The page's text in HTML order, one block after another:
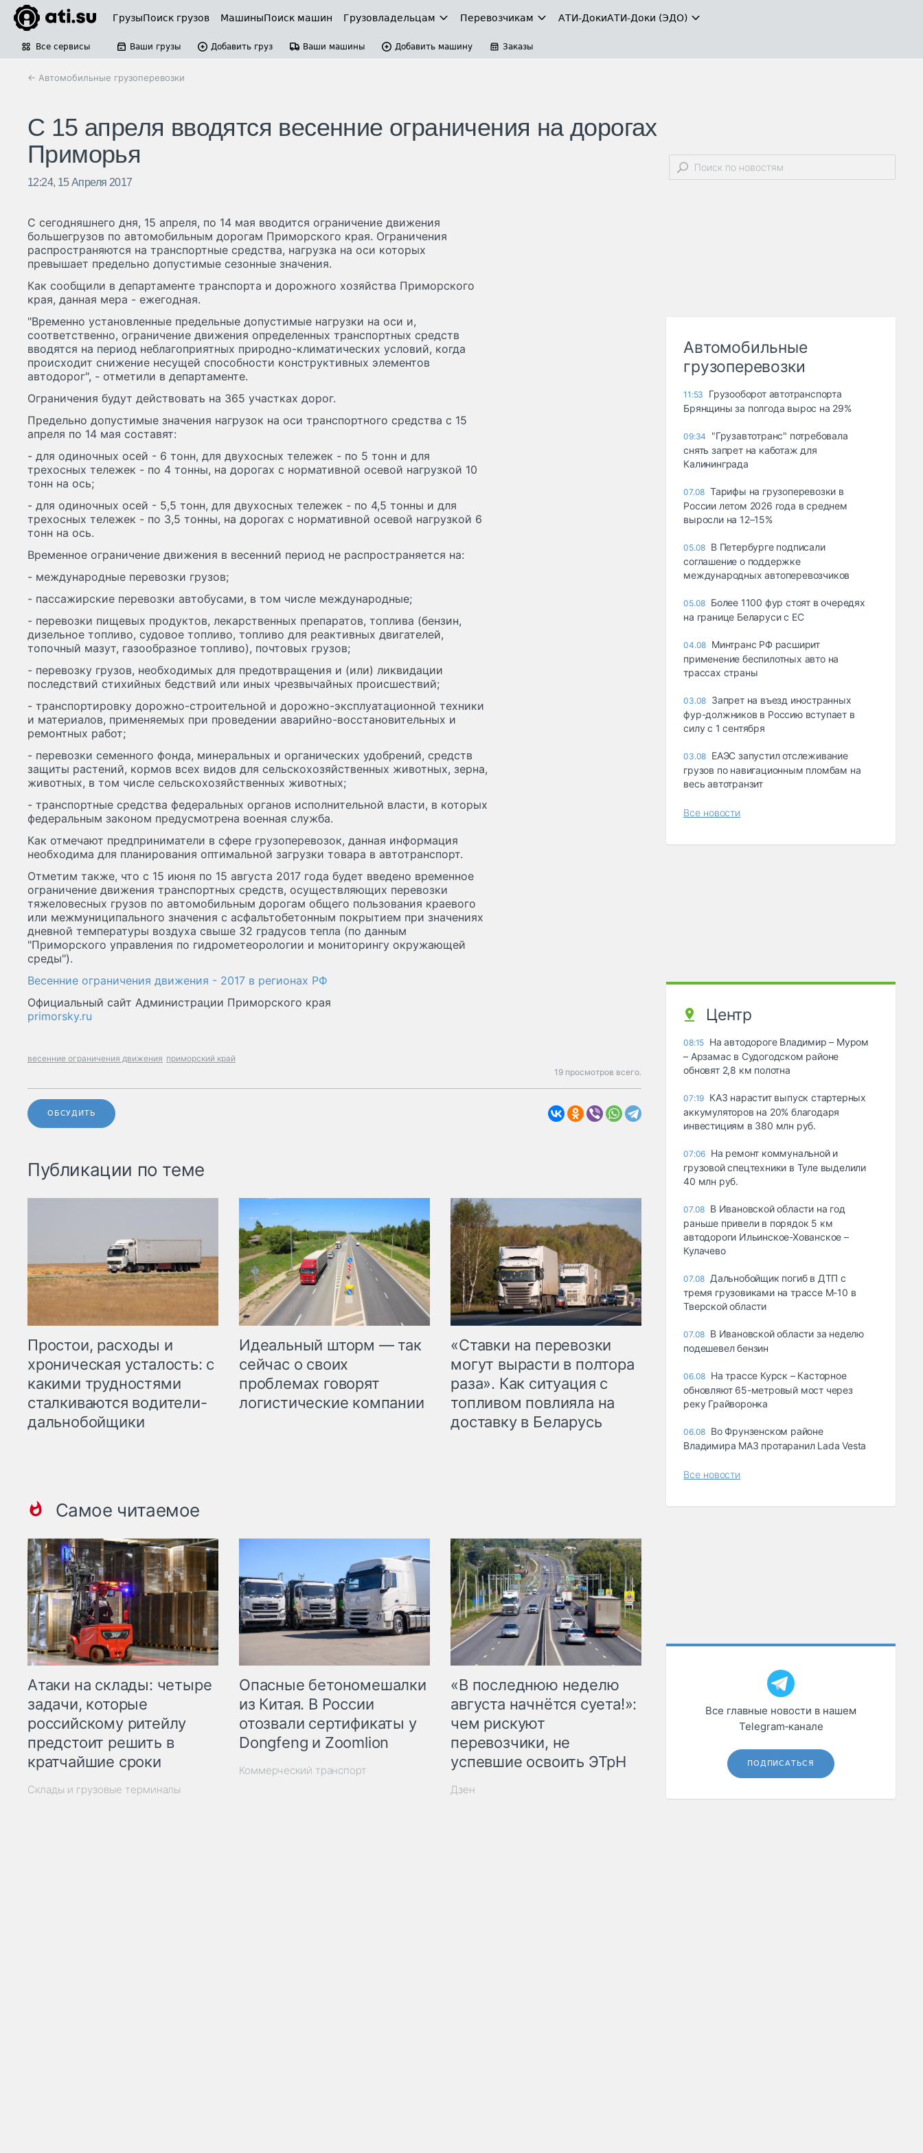
ГрузыПоиск грузов МашиныПоиск машин Грузовладельцам Перевозчикам АТИ-ДокиАТИ-Доки (ЭДО)
Все сервисы Ваши грузы Добавить груз Ваши машины Добавить машину Заказы
← Автомобильные грузоперевозки
С 15 апреля вводятся весенние ограничения на дорогах
Приморья
12:24, 15 Апреля 2017
С сегодняшнего дня, 15 апреля, по 14 мая вводится ограничение движения
большегрузов по автомобильным дорогам Приморского края. Ограничения
распространяются на транспортные средства, нагрузка на оси которых
превышает предельно допустимые сезонные значения.
Как сообщили в департаменте транспорта и дорожного хозяйства Приморского
края, данная мера - ежегодная.
"Временно установленные предельные допустимые нагрузки на оси и,
соответственно, ограничение движения определенных транспортных средств
вводятся на период неблагоприятных природно-климатических условий, когда
происходит снижение несущей способности конструктивных элементов
автодорог", - отметили в департаменте.
Ограничения будут действовать на 365 участках дорог.
Предельно допустимые значения нагрузок на оси транспортного средства с 15
апреля по 14 мая составят:
- для одиночных осей - 6 тонн, для двухосных тележек - по 5 тонн и для
трехосных тележек - по 4 тонны, на дорогах с нормативной осевой нагрузкой 10
тонн на ось;
- для одиночных осей - 5,5 тонн, для двухосных тележек - по 4,5 тонны и для
трехосных тележек - по 3,5 тонны, на дорогах с нормативной осевой нагрузкой 6
тонн на ось.
Временное ограничение движения в весенний период не распространяется на:
- международные перевозки грузов;
- пассажирские перевозки автобусами, в том числе международные;
- перевозки пищевых продуктов, лекарственных препаратов, топлива (бензин,
дизельное топливо, судовое топливо, топливо для реактивных двигателей,
топочный мазут, газообразное топливо), почтовых грузов;
- перевозку грузов, необходимых для предотвращения и (или) ликвидации
последствий стихийных бедствий или иных чрезвычайных происшествий;
- транспортировку дорожно-строительной и дорожно-эксплуатационной техники
и материалов, применяемых при проведении аварийно-восстановительных и
ремонтных работ;
- перевозки семенного фонда, минеральных и органических удобрений, средств
защиты растений, кормов всех видов для сельскохозяйственных животных, зерна,
животных, в том числе сельскохозяйственных животных;
- транспортные средства федеральных органов исполнительной власти, в которых
федеральным законом предусмотрена военная служба.
Как отмечают предприниматели в сфере грузоперевозок, данная информация
необходима для планирования оптимальной загрузки товара в автотранспорт.
Отметим также, что с 15 июня по 15 августа 2017 года будет введено временное
ограничение движения транспортных средств, осуществляющих перевозки
тяжеловесных грузов по автомобильным дорогам общего пользования краевого
или межмуниципального значения с асфальтобетонным покрытием при значениях
дневной температуры воздуха свыше 32 градусов тепла (по данным
"Приморского управления по гидрометеорологии и мониторингу окружающей
среды").
Весенние ограничения движения - 2017 в регионах РФ
Официальный сайт Администрации Приморского края
primorsky.ru
весенние ограничения движения приморский край
19 просмотров всего.
ОБСУДИТЬ
Публикации по теме
Простои, расходы и
хроническая усталость: с
какими трудностями
сталкиваются водители-
дальнобойщики
Идеальный шторм — так
сейчас о своих
проблемах говорят
логистические компании
«Ставки на перевозки
могут вырасти в полтора
раза». Как ситуация с
топливом повлияла на
доставку в Беларусь
Самое читаемое
Атаки на склады: четыре
задачи, которые
российскому ритейлу
предстоит решить в
кратчайшие сроки
Склады и грузовые терминалы
Опасные бетономешалки
из Китая. В России
отозвали сертификаты у
Dongfeng и Zoomlion
Коммерческий транспорт
«В последнюю неделю
августа начнётся суета!»:
чем рискуют
перевозчики, не
успевшие освоить ЭТрН
Дзен
Автомобильные
грузоперевозки
11:53
Грузооборот автотранспорта
Брянщины за полгода вырос на 29%
09:34
"Грузавтотранс" потребовала
снять запрет на каботаж для
Калининграда
07.08 Тарифы на грузоперевозки в
России летом 2026 года в среднем
выросли на 12–15%
05.08 В Петербурге подписали
соглашение о поддержке
международных автоперевозчиков
05.08 Более 1100 фур стоят в очередях
на границе Беларуси с ЕС
04.08 Минтранс РФ расширит
применение беспилотных авто на
трассах страны
03.08 Запрет на въезд иностранных
фур-должников в Россию вступает в
силу с 1 сентября
03.08 ЕАЭС запустил отслеживание
грузов по навигационным пломбам на
весь автотранзит
Все новости
Центр
08:15 На автодороге Владимир – Муром
– Арзамас в Судогодском районе
обновят 2,8 км полотна
07:19 КАЗ нарастит выпуск стартерных
аккумуляторов на 20% благодаря
инвестициям в 380 млн руб.
07:06 На ремонт коммунальной и
грузовой спецтехники в Туле выделили
40 млн руб.
07.08 В Ивановской области на год
раньше привели в порядок 5 км
автодороги Ильинское-Хованское –
Кулачево
07.08 Дальнобойщик погиб в ДТП с
тремя грузовиками на трассе М-10 в
Тверской области
07.08 В Ивановской области за неделю
подешевел бензин
06.08 На трассе Курск – Касторное
обновляют 65-метровый мост через
реку Грайворонка
06.08 Во Фрунзенском районе
Владимира МАЗ протаранил Lada Vesta
Все новости
Все главные новости в нашем
Telegram‑канале
ПОДПИСАТЬСЯ